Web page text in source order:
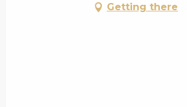
Getting there